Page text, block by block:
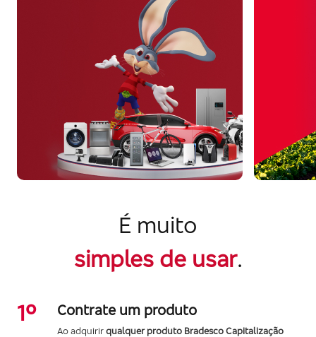
É muito
simples de usar.
1º
Contrate um produto
Ao adquirirqualquer produto Bradesco Capitalização